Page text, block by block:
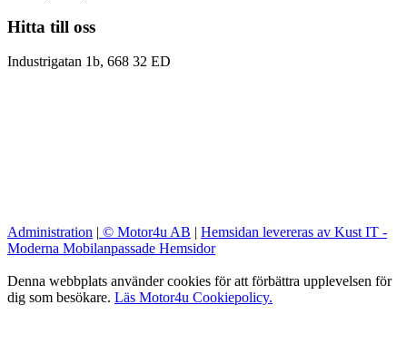
Hitta till oss
Industrigatan 1b, 668 32 ED
Administration | © Motor4u AB | Hemsidan levereras av Kust IT -
Moderna Mobilanpassade Hemsidor
Denna webbplats använder cookies för att förbättra upplevelsen för
dig som besökare. Läs Motor4u Cookiepolicy.